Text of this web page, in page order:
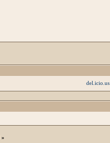
del.icio.us
«